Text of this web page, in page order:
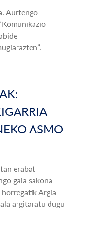
Aurtengo
ASMO
erabat
gaia sakona
Argia
argitaratu dugu